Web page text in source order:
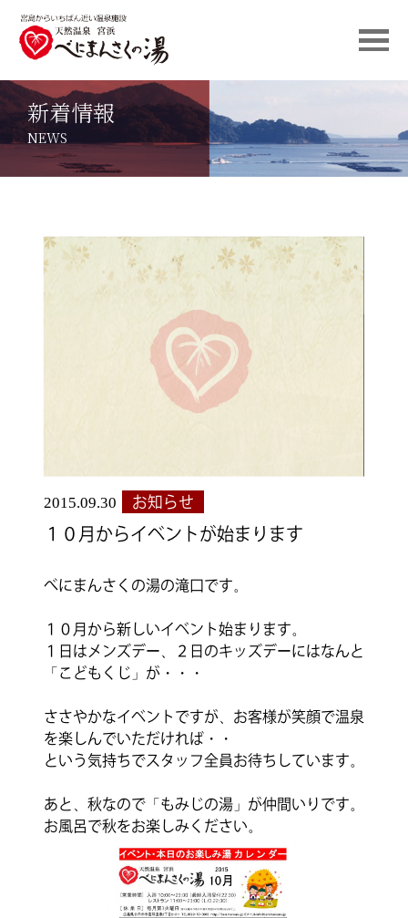
新着情報
NEWS
2015.09.30 お知らせ
１０月からイベントが始まります
べにまんさくの湯の滝口です。
１０月から新しいイベント始まります。
１日はメンズデー、２日のキッズデーにはなんと
「こどもくじ」が・・・
ささやかなイベントですが、お客様が笑顔で温泉
を楽しんでいただければ・・
という気持ちでスタッフ全員お待ちしています。
あと、秋なので「もみじの湯」が仲間いりです。
お風呂で秋をお楽しみください。